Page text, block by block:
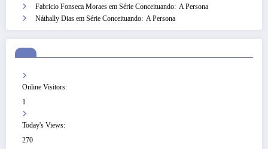
Fabricio Fonseca Moraes em Série Conceituando: A Persona
Náthally Dias em Série Conceituando: A Persona
Online Visitors:
1
Today's Views:
270